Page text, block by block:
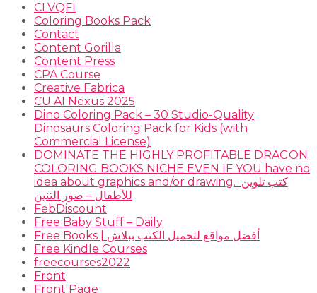
CLVQFI
Coloring Books Pack
Contact
Content Gorilla
Content Press
CPA Course
Creative Fabrica
CU AI Nexus 2025
Dino Coloring Pack – 30 Studio-Quality
Dinosaurs Coloring Pack for Kids (with
Commercial License)
DOMINATE THE HIGHLY PROFITABLE DRAGON
COLORING BOOKS NICHE EVEN IF YOU have no
idea about graphics and/or drawing. ​ كتب تلوين
للأطفال – صور التنين
FebDiscount
Free Baby Stuff – Daily
Free Books | أفضل مواقع لتحميل الكتب ببلاش
Free Kindle Courses
freecourses2022
Front
Front Page